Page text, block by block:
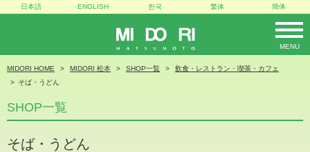
MIDORI
MENU
日本語 ENGLISH 한국 繁体 簡体
MIDORI HOME MIDORI 松本 SHOP一覧
飲食・レストラン・喫茶・カフェ
そば・うどん
SHOP一覧
そば・うどん